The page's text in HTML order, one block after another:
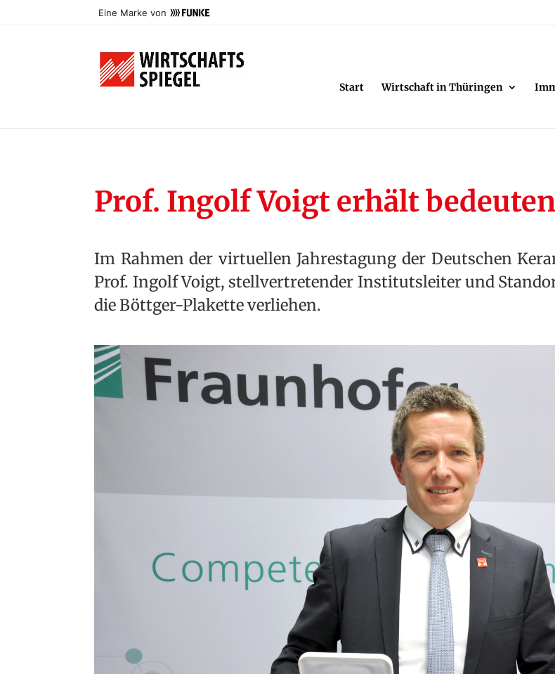
Eine Marke von
Start Wirtschaft in Thüringen
Prof. Ingolf Voigt erhält
Im Rahmen der virtuellen Jahrestagung der Deutschen
Prof. Ingolf Voigt, stellvertretender Institutsleiter und
die Böttger-Plakette verliehen.